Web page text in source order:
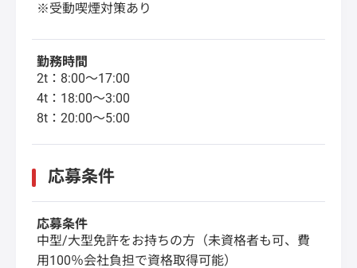
※受動喫煙対策あり
勤務時間
2t：8:00～17:00
4t：18:00～3:00
8t：20:00～5:00
応募条件
応募条件
中型/大型免許をお持ちの方（未資格者も可、費
用100％会社負担で資格取得可能）